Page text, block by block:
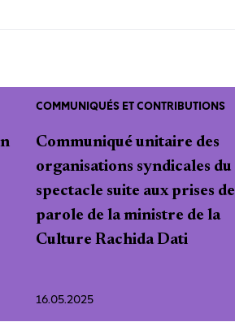
COMMUNIQUÉS ET CONTRIBUTIONS
Communiqué unitaire des
organisations syndicales du
spectacle suite aux prises de
parole de la ministre de la
Culture Rachida Dati
16.05.2025